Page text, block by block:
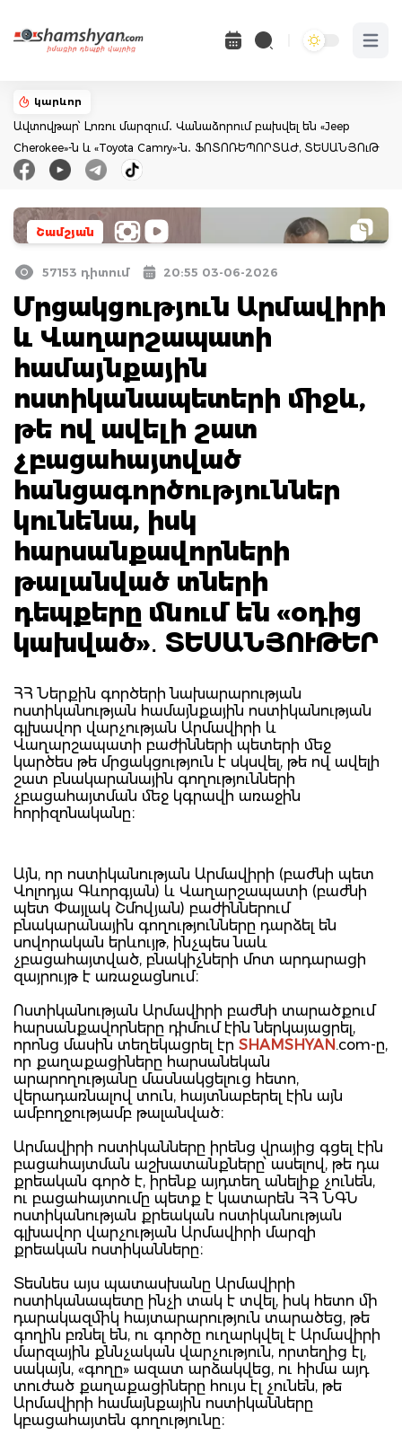
Open
կարևոր
Ավտովթար՝ Լոռու մարզում․ Վանաձորում բախվել են «Jeep
Cherokee»-ն և «Toyota Camry»-ն․ ՖՈՏՈՌԵՊՈՐՏԱԺ, ՏԵՍԱՆՅՈւԹ
Շամշյան
57153 դիտում 20:55 03-06-2026
Մրցակցություն Արմավիրի
և Վաղարշապատի
համայնքային
ոստիկանապետերի միջև,
թե ով ավելի շատ
չբացահայտված
հանցագործություններ
կունենա, իսկ
հարսանքավորների
թալանված տների
դեպքերը մնում են «օդից
կախված»․ ՏԵՍԱՆՅՈՒԹԵՐ
ՀՀ Ներքին գործերի նախարարության
ոստիկանության համայնքային ոստիկանության
գլխավոր վարչության Արմավիրի և
Վաղարշապատի բաժինների պետերի մեջ
կարծես թե մրցակցություն է սկսվել, թե ով ավելի
շատ բնակարանային գողությունների
չբացահայտման մեջ կգրավի առաջին
հորիզոնականը։
Այն, որ ոստիկանության Արմավիրի (բաժնի պետ
Վոլոդյա Գևորգյան) և Վաղարշապատի (բաժնի
պետ Փայլակ Շմովյան) բաժիններում
բնակարանային գողությունները դարձել են
սովորական երևույթ, ինչպես նաև
չբացահայտված, բնակիչների մոտ արդարացի
զայրույթ է առաջացնում։
Ոստիկանության Արմավիրի բաժնի տարածքում
հարսանքավորները դիմում էին ներկայացրել,
որոնց մասին տեղեկացրել էր SHAMSHYAN.com-ը,
որ քաղաքացիները հարսանեկան
արարողությանը մասնակցելուց հետո,
վերադառնալով տուն, հայտնաբերել էին այն
ամբողջությամբ թալանված։
Արմավիրի ոստիկանները իրենց վրայից գցել էին
բացահայտման աշխատանքները՝ ասելով, թե դա
քրեական գործ է, իրենք այդտեղ անելիք չունեն,
ու բացահայտումը պետք է կատարեն ՀՀ ՆԳՆ
ոստիկանության քրեական ոստիկանության
գլխավոր վարչության Արմավիրի մարզի
քրեական ոստիկանները։
Տեսնես այս պատասխանը Արմավիրի
ոստիկանապետը ինչի տակ է տվել, իսկ հետո մի
դարակազմիկ հայտարարություն տարածեց, թե
գողին բռնել են, ու գործը ուղարկվել է Արմավիրի
մարզային քննչական վարչություն, որտեղից էլ,
սակայն, «գողը» ազատ արձակվեց, ու հիմա այդ
տուժած քաղաքացիները հույս էլ չունեն, թե
Արմավիրի համայնքային ոստիկանները
կբացահայտեն գողությունը։